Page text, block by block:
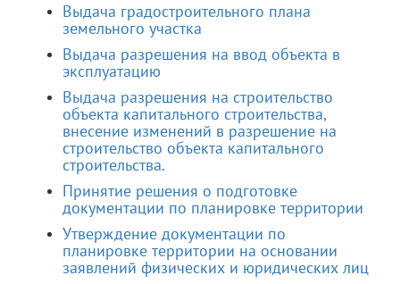
Выдача градостроительного плана
земельного участка
Выдача разрешения на ввод объекта в
эксплуатацию
Выдача разрешения на строительство
объекта капитального строительства,
внесение изменений в разрешение на
строительство объекта капитального
строительства.
Принятие решения о подготовке
документации по планировке территории
Утверждение документации по
планировке территории на основании
заявлений физических и юридических лиц